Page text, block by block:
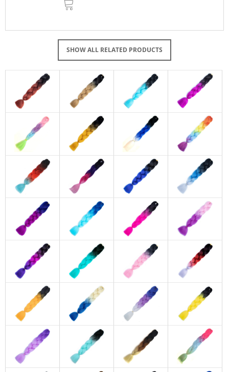
SHOW ALL RELATED PRODUCTS